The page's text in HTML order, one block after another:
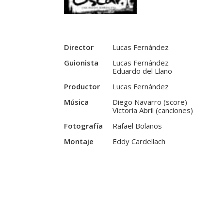
Director
Lucas Fernández
Guionista
Lucas Fernández
Eduardo del Llano
Productor
Lucas Fernández
Música
Diego Navarro (score)
Victoria Abril (canciones)
Fotografía
Rafael Bolaños
Montaje
Eddy Cardellach